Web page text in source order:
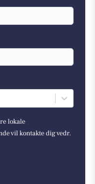
lokale
vil kontakte dig vedr.